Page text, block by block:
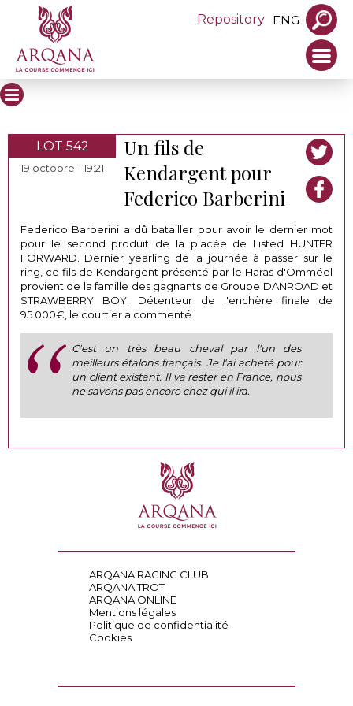
Repository ENG
LOT 542
19 octobre - 19:21
Un fils de
Kendargent pour
Federico Barberini
Federico Barberini a dû batailler pour avoir le dernier mot
pour le second produit de la placée de Listed HUNTER
FORWARD. Dernier yearling de la journée à passer sur le
ring, ce fils de Kendargent présenté par le Haras d'Omméel
provient de la famille des gagnants de Groupe DANROAD et
STRAWBERRY BOY. Détenteur de l'enchère finale de
95.000€, le courtier a commenté :
C'est un très beau cheval par l'un des
meilleurs étalons français. Je l'ai acheté pour
un client existant. Il va rester en France, nous
ne savons pas encore chez qui il ira.
ARQANA RACING CLUB
ARQANA TROT
ARQANA ONLINE
Mentions légales
Politique de confidentialité
Cookies